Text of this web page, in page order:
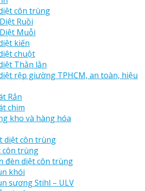
côn trùng
Ruồi
Muỗi
kiến
chuột
Thằn lằn
rệp giường TPHCM, an toàn, hiệu
Rắn
chim
kho và hàng hóa
diệt côn trùng
côn trùng
đèn diệt côn trùng
khói
sương Stihl – ULV